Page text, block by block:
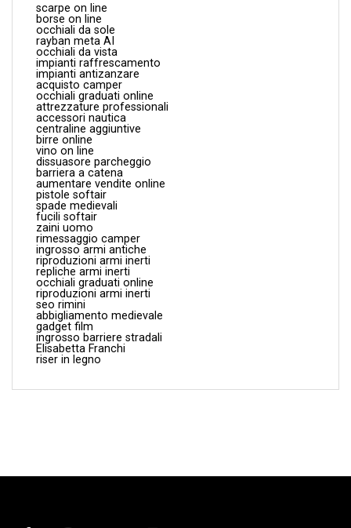
scarpe on line
borse on line
occhiali da sole
rayban meta AI
occhiali da vista
impianti raffrescamento
impianti antizanzare
acquisto camper
occhiali graduati online
attrezzature professionali
accessori nautica
centraline aggiuntive
birre online
vino on line
dissuasore parcheggio
barriera a catena
aumentare vendite online
pistole softair
spade medievali
fucili softair
zaini uomo
rimessaggio camper
ingrosso armi antiche
riproduzioni armi inerti
repliche armi inerti
occhiali graduati online
riproduzioni armi inerti
seo rimini
abbigliamento medievale
gadget film
ingrosso barriere stradali
Elisabetta Franchi
riser in legno